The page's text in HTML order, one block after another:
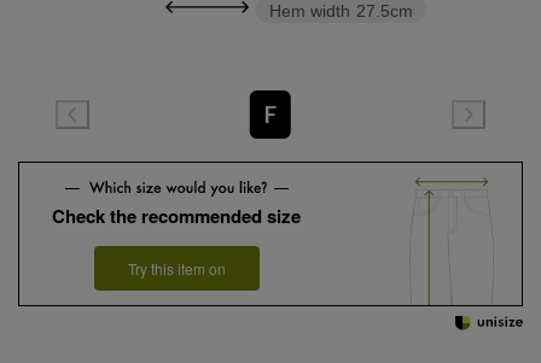
Hem width 27.5cm
F
Check the recommended size
Try this item on